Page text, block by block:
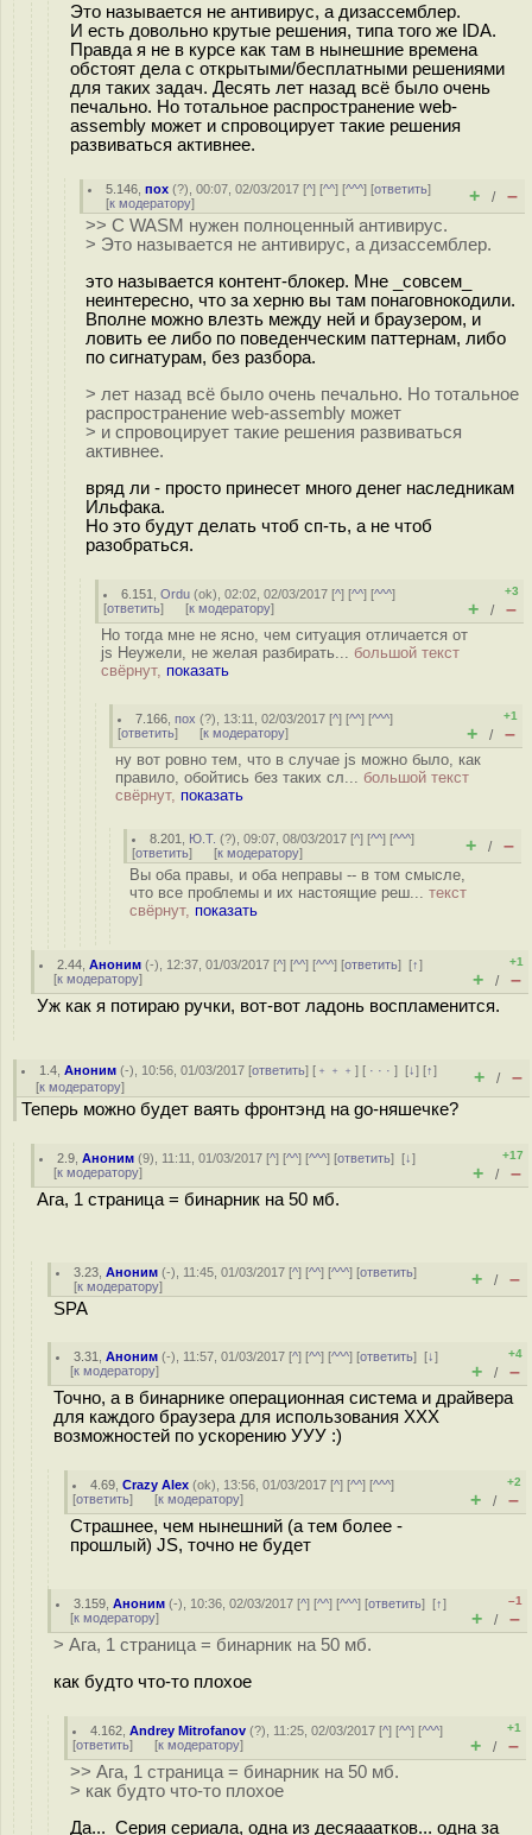
Это называется не антивирус, а дизассемблер.
И есть довольно крутые решения, типа того же IDA.
Правда я не в курсе как там в нынешние времена
обстоят дела с открытыми/бесплатными решениями
для таких задач. Десять лет назад всё было очень
печально. Но тотальное распространение web-
assembly может и спровоцирует такие решения
развиваться активнее.
5.146 ,пох (?), 00:07, 02/03/2017 [^] [^^] [^^^] [ответить]
[к модератору] + / –
>> С WASM нужен полноценный антивирус.
> Это называется не антивирус, а дизассемблер.
это называется контент-блокер. Мне _совсем_
неинтересно, что за херню вы там понагoвнокодили.
Вполне можно влезть между ней и браузером, и
ловить ее либо по поведенческим паттернам, либо
по сигнатурам, без разбора.
> лет назад всё было очень печально. Но тотальное
распространение web-assembly может
> и спровоцирует такие решения развиваться
активнее.
вряд ли - просто принесет много денег наследникам
Ильфака.
Но это будут делать чтоб сп-ть, а не чтоб
разобраться.
6.151 ,Ordu (ok), 02:02, 02/03/2017 [^] [^^] [^^^]
[ответить] [к модератору]
+3
+ / –
Но тогда мне не ясно, чем ситуация отличается от
js Неужели, не желая разбирать... большой текст
свёрнут, показать
7.166 ,пох (?), 13:11, 02/03/2017 [^] [^^] [^^^]
[ответить] [к модератору]
+1
+ / –
ну вот ровно тем, что в случае js можно было, как
правило, обойтись без таких сл... большой текст
свёрнут, показать
8.201 Ю.Т. (?), 09:07, 08/03/2017 [^] [^^] [^^^]
[ответить] [к модератору] + / –
Вы оба правы, и оба неправы -- в том смысле,
что все проблемы и их настоящие реш... текст
свёрнут, показать
2.44 ,Аноним (-), 12:37, 01/03/2017 [^] [^^] [^^^] [ответить][↑]
[к модератору]
+1
+ / –
Уж как я потираю ручки, вот-вот ладонь воспламенится.
1.4 ,Аноним (-), 10:56, 01/03/2017 [ответить] [ ﹢﹢﹢] [ · · ·][↓] [↑]
[к модератору] + / –
Теперь можно будет ваять фронтэнд на go-няшечке?
2.9 ,Аноним (9), 11:11, 01/03/2017 [^] [^^] [^^^] [ответить][↓]
[к модератору]
+17
+ / –
Ага, 1 страница = бинарник на 50 мб.
3.23 ,Аноним (-), 11:45, 01/03/2017 [^] [^^] [^^^] [ответить]
[к модератору] + / –
SPA
3.31 ,Аноним (-), 11:57, 01/03/2017 [^] [^^] [^^^] [ответить][↓]
[к модератору]
+4
+ / –
Точно, а в бинарнике операционная система и драйвера
для каждого браузера для использования ХХХ
возможностей по ускорению УУУ :)
4.69 ,Crazy Alex (ok), 13:56, 01/03/2017 [^] [^^] [^^^]
[ответить] [к модератору]
+2
+ / –
Страшнее, чем нынешний (а тем более -
прошлый) JS, точно не будет
3.159 ,Аноним (-), 10:36, 02/03/2017 [^] [^^] [^^^] [ответить][↑]
[к модератору]
–1
+ / –
> Ага, 1 страница = бинарник на 50 мб.
как будто что-то плохое
4.162 ,Andrey Mitrofanov (?), 11:25, 02/03/2017 [^] [^^] [^^^]
[ответить] [к модератору]
+1
+ / –
>> Ага, 1 страница = бинарник на 50 мб.
> как будто что-то плохое
Да... Серия сериала, одна из десяааатков... одна за